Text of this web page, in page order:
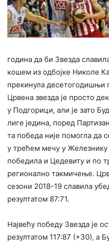
година да би Звезда
кошем из одбојке Николе
прекинула десетогодишњи
Црвена звезда је просто
у Подгорици, али је зато
лиге једина, поред
та победа није помогла да
у трећем мечу у Железнику
победила и Цедевиту и по
регионално такмичење.
сезони 2018-19 славила
резултатом 87:71.
Највећу победу Звезда је
резултатом 117:87 (+30), а